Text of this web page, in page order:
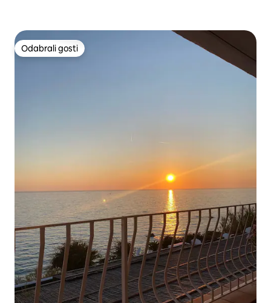
Odabrali gosti
Odabrali gosti